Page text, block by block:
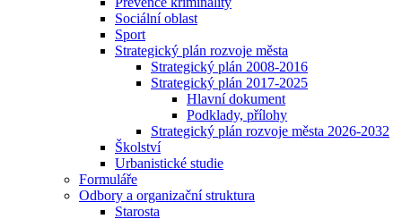
Sociální oblast
Sport
Strategický plán rozvoje města
Strategický plán 2008-2016
Strategický plán 2017-2025
Hlavní dokument
Podklady, přílohy
Strategický plán rozvoje města 2026-2032
Školství
Urbanistické studie
Formuláře
Odbory a organizační struktura
Starosta